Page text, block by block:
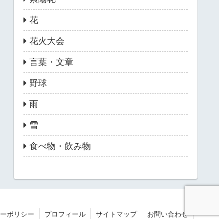
花
花火大会
言葉・文章
野球
雨
雪
食べ物・飲み物
ポリシー プロフィール サイトマップ お問い合わせ